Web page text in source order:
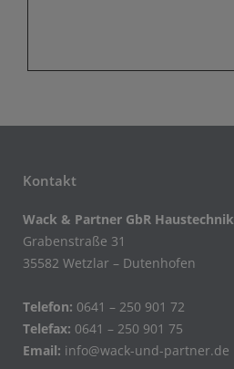
Kontakt
Wack & Partner GbR Haustechnik
Grabenstraße 31
35582 Wetzlar – Dutenhofen
Telefon: 0641 – 250 901 72
Telefax: 0641 – 250 901 75
Email: info@wack-und-partner.de